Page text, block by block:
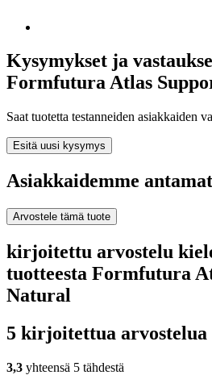
Kysymykset ja
Formfutura Atlas
Saat tuotetta testanneiden asiakkaiden
Esitä uusi kysymys
Asiakkaidemme
Arvostele tämä tuote
kirjoitettu arvostelu
tuotteesta Formfutura
Natural
5 kirjoitettua
3,3 yhteensä 5 tähdestä